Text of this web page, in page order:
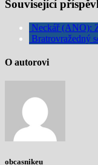
Související
Neckář (ANO):
Bratrovražedný
O autorovi
obcasnikeu